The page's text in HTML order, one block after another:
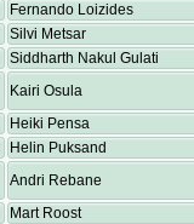
Fernando Loizides
Silvi Metsar
Siddharth Nakul Gulati
Kairi Osula
Heiki Pensa
Helin Puksand
Andri Rebane
Mart Roost